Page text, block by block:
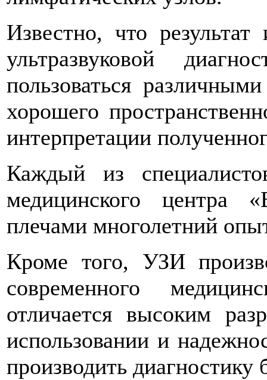
Известно, что результат
ультразвуковой
пользоваться
хорошего
интерпретации
Каждый из
медицинского центра
плечами многолетний
Кроме того, УЗИ
современного
отличается высоким
использовании и
производить